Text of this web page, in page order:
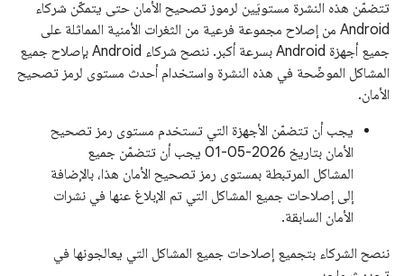
تتضمّن هذه النشرة مستويَين لرموز تصحيح الأمان حتى يتمكّن شركاء
Android من إصلاح مجموعة فرعية من الثغرات الأمنية المماثلة على
جميع أجهزة Android بسرعة أكبر. ننصح شركاء Android بإصلاح جميع
المشاكل الموضّحة في هذه النشرة واستخدام أحدث مستوى لرمز تصحيح
الأمان.
يجب أن تتضمّن الأجهزة التي تستخدم مستوى رمز تصحيح
الأمان بتاريخ 2026-05-01 يجب أن تتضمّن جميع
المشاكل المرتبطة بمستوى رمز تصحيح الأمان هذا، بالإضافة
إلى إصلاحات جميع المشاكل التي تم الإبلاغ عنها في نشرات
الأمان السابقة.
ننصح الشركاء بتجميع إصلاحات جميع المشاكل التي يعالجونها في